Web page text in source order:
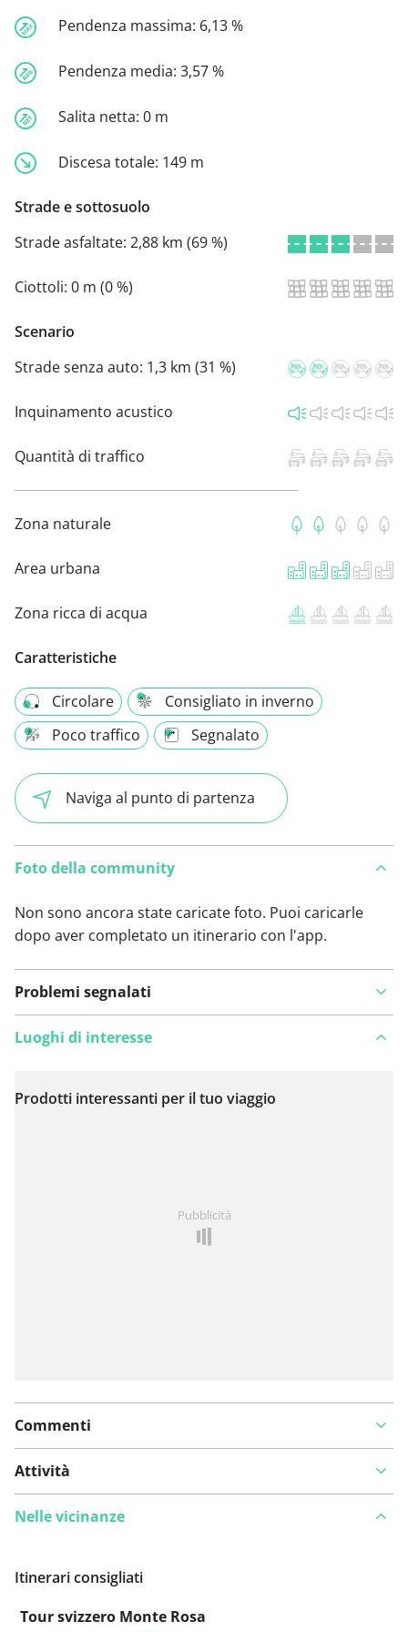
Pendenza massima: 6,13 %
Pendenza media: 3,57 %
Salita netta: 0 m
Discesa totale: 149 m
Strade e sottosuolo
Strade asfaltate: 2,88 km (69 %)
Ciottoli: 0 m (0 %)
Scenario
Strade senza auto: 1,3 km (31 %)
Inquinamento acustico
Quantità di traffico
Zona naturale
Area urbana
Zona ricca di acqua
Caratteristiche
Circolare
Consigliato in inverno
Poco traffico
Segnalato
Naviga al punto di partenza
Foto della community
Non sono ancora state caricate foto. Puoi caricarle
dopo aver completato un itinerario con l'app.
Problemi segnalati
Visualizza sulla mappa
Luoghi di interesse
Prodotti interessanti per il tuo viaggio
Pubblicità
Commenti
Attività
Nelle vicinanze
Itinerari consigliati
Tour svizzero Monte Rosa